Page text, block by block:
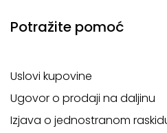
Potražite pomoć
Uslovi kupovine
Ugovor o prodaji na daljinu
Izjava o jednostranom